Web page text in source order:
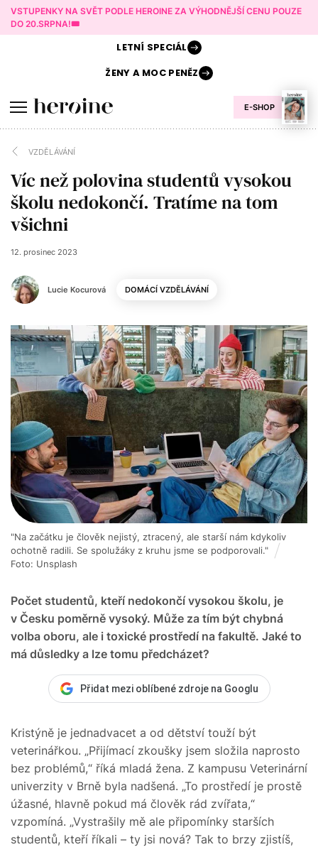
VSTUPENKY NA SVĚT PODLE HEROINE ZA VÝHODNĚJŠÍ CENU POUZE
DO 20.SRPNA!🎟️
E-SHOP
LETNÍ SPECIÁL
ŽENY AMOC PENĚZ
VZDĚLÁVÁNÍ
Víc než polovina studentů vysokou
školu nedokončí. Tratíme na tom
všichni
Lucie Kocurová
12. prosinec 2023
DOMÁCÍ VZDĚLÁVÁNÍ
Počet studentů, kteří nedokončí vysokou školu, je
v Česku poměrně vysoký. Může za tím být chybná
volba oboru, ale i toxické prostředí na fakultě. Jaké to
má důsledky a lze tomu předcházet?
"Na začátku je člověk nejistý, ztracený, ale starší nám kdykoliv
ochotně radili. Se spolužáky z kruhu jsme se podporovali."
Foto: Unsplash
Přidat mezi oblíbené zdroje na Googlu
Kristýně je jednadvacet a od dětství touží být
veterinářkou. „Přijímací zkoušky jsem složila naprosto
bez problémů,“ říká mladá žena. Z kampusu Veterinární
univerzity v Brně byla nadšená. „To prostředí je prostě
úžasné, hlavně pokud má člověk rád zvířata,“
vzpomíná. „Vystrašily mě ale připomínky starších
studentů, kteří říkali – ty jsi nová? Tak to brzy zjistíš,